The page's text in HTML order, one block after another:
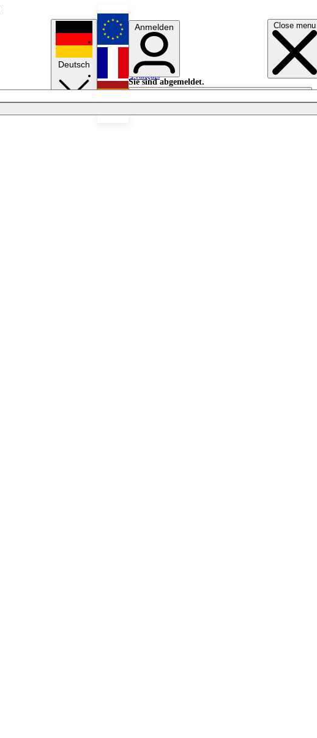
Close menu
Deutsch
English
Français
Anmelden
Sie sind abgemeldet.
Anmelden
Licht aus